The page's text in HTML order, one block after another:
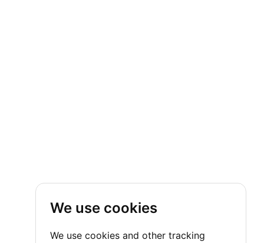
We use cookies
We use cookies and other tracking